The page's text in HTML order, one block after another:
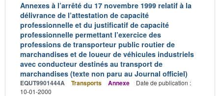
Annexes à l’arrêté du 17 novembre 1999 relatif à la
délivrance de l’attestation de capacité
professionnelle et du justificatif de capacité
professionnelle permettant l’exercice des
professions de transporteur public routier de
marchandises et de loueur de véhicules industriels
avec conducteur destinés au transport de
marchandises (texte non paru au Journal officiel)
EQUT9901444A Transports Annexe
Date de publication :
10-01-2000